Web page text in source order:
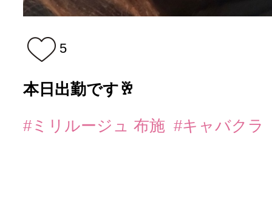
5
本日出勤です🥂
#ミリルージュ 布施 #キャバクラ